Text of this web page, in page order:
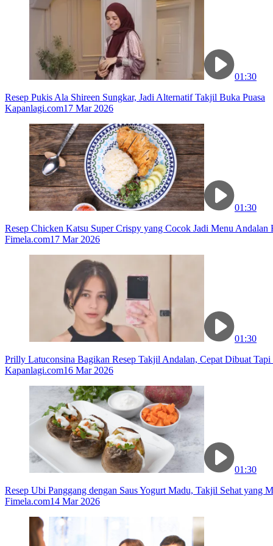
01:30
Resep Pukis Ala Shireen Sungkar, Jadi Alternatif Takjil Buka Puasa
Kapanlagi.com17 Mar 2026
01:30
Resep Chicken Katsu Super Crispy yang Cocok Jadi Menu Andalan
Fimela.com17 Mar 2026
01:30
Prilly Latuconsina Bagikan Resep Takjil Andalan, Cepat Dibuat Tapi
Kapanlagi.com16 Mar 2026
01:30
Resep Ubi Panggang dengan Saus Yogurt Madu, Takjil Sehat yang
Fimela.com14 Mar 2026